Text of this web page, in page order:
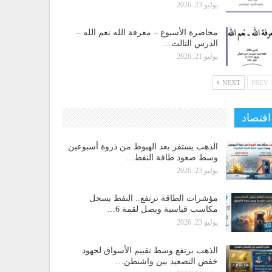
يوليو 23, 2026
محاضرة الأسبوع – معرفة الله نعم الله –
الدرس الثالث…
يوليو 21, 2026
NEXT
اقتصاد
الذهب يستقر بعد الهبوط من ذروة أسبوعين
وسط صعود طاقة النفط…
يوليو 23, 2026
مؤشرات الطاقة ترتفع.. النفط يسجل
مكاسب قياسية ويصل لقمة 6…
يوليو 23, 2026
الذهب يرتفع وسط تقييم الأسواق لجهود
خفض التصعيد بين واشنطن…